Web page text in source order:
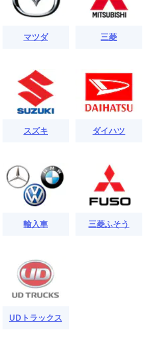
マツダ 三菱
スズキ ダイハツ
輸入車 三菱ふそう
UDトラックス